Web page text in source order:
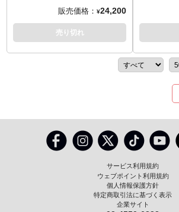
15号/円周 55.5mm
──────────────────
■マテリアル
──────────────────
■サイズ
21号/円周61.7mm
monoマガジンでご紹介いただき
■サイズ
19号/円周
■マテリア
シルバー
■造型: 大畠
TORCH
monoマガ
ました。
※ゲーム中の色合いを再現する
ため、特殊な加工を施しており
ます。強い摩擦を加えると、表
※世界観を再現するため、意図
に異なります。
──────────────────
──────────────────
※ゲーム
ため、特殊
ます。強
ます。
※世界観を
的に荒い
※国内の
に異なりま
■サイズ
15号/円周
■マテリアル
シルバー925
現はもちろん、狼の姿を手作業
で彫り込んだような質感、リア
ルな古代感が漂う金属の味わ
て、シルバー925とは思えないゲ
ーム中そのままの風合いを実現
指輪に凝縮。この「錆び／寂
び」の複雑な表情を、ぜひじっ
くりとお楽しみください。
※ゲーム中の色合いを再現する
ため、特殊な加工を施しており
ます。強い摩擦を加えると、表
面の色味が抜ける場合がござい
※世界観を再現するため、意図
現はもち
で彫り込
ルな古代
て、シルバ
ーム中そ
しました
アの完全
指輪に凝
び」の複
くりとお
※ゲーム中
ため、特殊
ます。強い
面の色味が
ます。
※世界観を
仕える四騎士の一人・キアラン
に由来を持つこの指輪は、致命
攻撃力を底上げする効果があ
り、攻略にも対人戦に役立つ指
『ダークソウル』の世界におけ
します。フォルムの完全な再現
はもちろん、手作業で丁寧に模
様を彫り込んだような質感、リ
アルな古代感が漂う金属の味わ
い。そしてシルバーでありなが
ら、錆茶色の微妙なニュアンス
を持った色味。まさに「神さび
た」という言葉が相応しい仕上
がりです。何段階もの燻しと着
販売価格： ¥24,200
売り切れ
品格の漂
大HP、ス
を増やす
から、屈指
輪」を、
感溢れる
TORCH」
特徴的な
デザイン
化。シル
の指輪の
加工を施す
持つ独特な
た。古寂び
ークソウル
に抜け出て
がりとなっ
サービス利用規約
ウェブポイント利用規約
個人情報保護方針
特定商取引法に基づく表示
企業サイト